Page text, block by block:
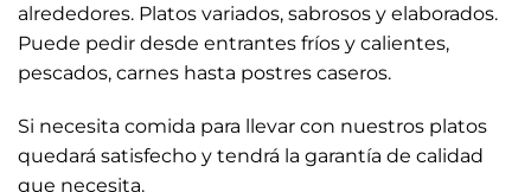
alrededores. Platos variados, sabrosos y elaborados.
Puede pedir desde entrantes fríos y calientes,
pescados, carnes hasta postres caseros.
Si necesita comida para llevar con nuestros platos
quedará satisfecho y tendrá la garantía de calidad
que necesita.